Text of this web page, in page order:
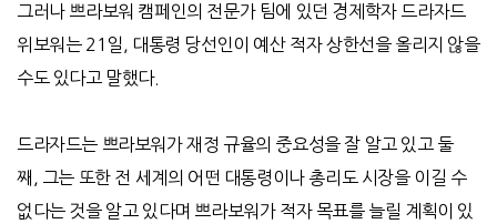
그러나 쁘라보워 캠페인의 전문가 팀에 있던 경제학자 드라자드
위보워는21 일
대통령 당선인이 예산 적자 상한선을 올리지 않을
수도 있다고 말했다.
드라자드는 쁘라보워가 재정 규율의 중요성을 잘 알고 있고 둘
째
그는 또한 전 세계의 어떤 대통령이나 총리도 시장을 이길 수
없다는 것을 알고 있다며 쁘라보워가 적자 목표를 늘릴 계획이 있